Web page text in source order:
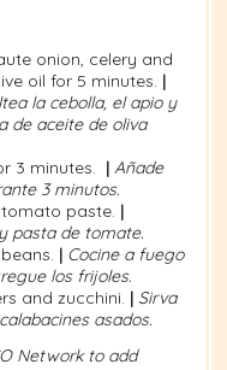
onion, celery and
oil for 5 minutes. |
la cebolla, el apio y
de aceite de oliva
3 minutes. | Añade
3 minutos.
paste. |
pasta de tomate.
| Cocine a fuego
los frijoles.
and zucchini. | Sirva
asados.
Network to add